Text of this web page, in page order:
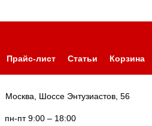
Прайс-лист Статьи Корзина
Москва, Шоссе Энтузиастов, 56
пн-пт 9:00 – 18:00